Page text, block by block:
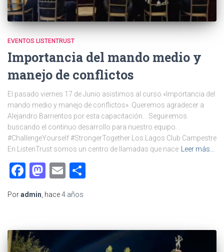
EVENTOS LISTENTRUST
Importancia del mando medio y
manejo de conflictos
El pasado viernes 17 de Junio asistimos al curso «Importancia del
mando medio y manejo de conflictos». Queremos agradecer a
Alejandro Barrientos por esta capacitación. . Seguiremos
buscando el continuo desarrollo para nuestro equipo. .
#ChallengeYourself #StrongerTogether Los Lagos Club Campestre
En ListenTrust somos un centro de llamadas que nace Leer más…
Facebook
Mastodon
Email
Poradmin, hace4 años